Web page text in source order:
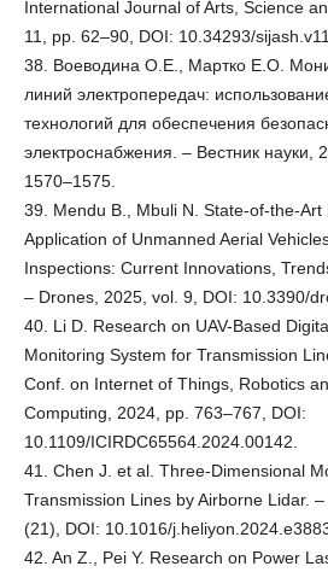
International Journal of Arts, Science
11, pp. 62–90, DOI: 10.34293/
38. Воеводина О.Е., Мартко Е.О.
линий электропередач:
технологий для обеспечения
электроснабжения. – Вестник науки,
1570–1575.
39. Mendu B., Mbuli N. State-of-the-Art
Application of Unmanned Aerial
Inspections: Current Innovations,
– Drones, 2025, vol. 9, DOI: 10.3390/
40. Li D. Research on UAV-Based
Monitoring System for Transmission
Conf. on Internet of Things, Robotics
Computing, 2024, pp. 763–767, DOI:
10.1109/ICIRDC65564.2024.00142.
41. Chen J. et al. Three-Dimensional
Transmission Lines by Airborne Lidar.
(21), DOI: 10.1016/
42. An Z., Pei Y. Research on Power